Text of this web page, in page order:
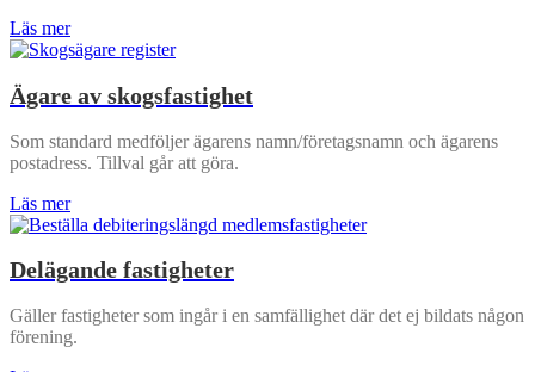
Läs mer
Ägare av skogsfastighet
Som standard medföljer ägarens namn/företagsnamn och ägarens
postadress. Tillval går att göra.
Läs mer
Delägande fastigheter
Gäller fastigheter som ingår i en samfällighet där det ej bildats någon
förening.